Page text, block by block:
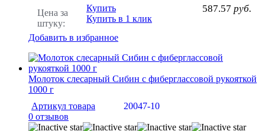
Цена за
штуку:
587.57 руб.
Купить
Купить в 1 клик
Добавить в избранное
Молоток слесарный Сибин с фиберглассовой рукояткой
1000 г
Артикул товара
20047-10
0 отзывов